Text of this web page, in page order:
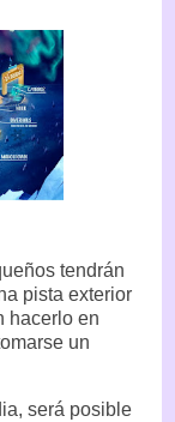
tendrán
pista exterior
hacerlo en
un
será posible